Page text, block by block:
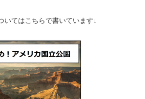
いてはこちらで書いています↓